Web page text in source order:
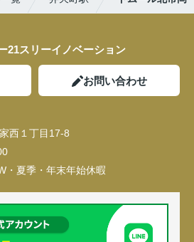
21スリーイノベーション
お問い合わせ
西１丁目17-8
・夏季・年末年始休暇